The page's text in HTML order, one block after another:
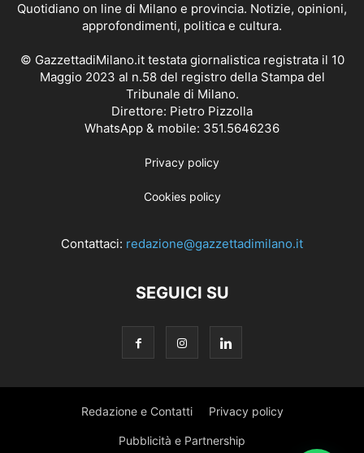
Quotidiano on line di Milano e provincia. Notizie, opinioni,
approfondimenti, politica e cultura.
© GazzettadiMilano.it testata giornalistica registrata il 10
Maggio 2023 al n.58 del registro della Stampa del
Tribunale di Milano.
Direttore: Pietro Pizzolla
WhatsApp & mobile: 351.5646236
Privacy policy
Cookies policy
Contattaci: redazione@gazzettadimilano.it
SEGUICI SU
Redazione e Contatti Privacy policy
Pubblicità e Partnership